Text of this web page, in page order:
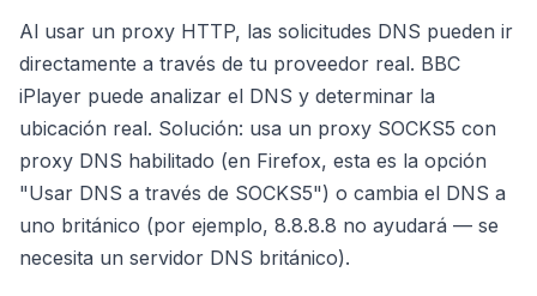
Al usar un proxy HTTP, las solicitudes DNS pueden ir
directamente a través de tu proveedor real. BBC
iPlayer puede analizar el DNS y determinar la
ubicación real. Solución: usa un proxy SOCKS5 con
proxy DNS habilitado (en Firefox, esta es la opción
"Usar DNS a través de SOCKS5") o cambia el DNS a
uno británico (por ejemplo, 8.8.8.8 no ayudará — se
necesita un servidor DNS británico).